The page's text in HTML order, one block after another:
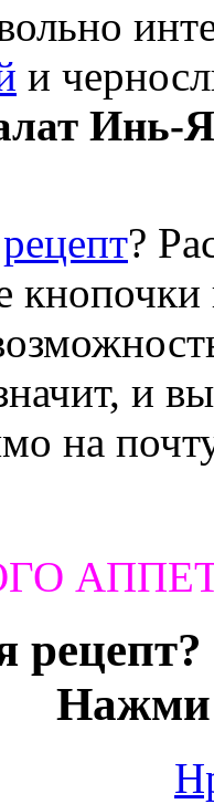
и
Инь-
рецепт?
кнопочки
и
на
Нажми